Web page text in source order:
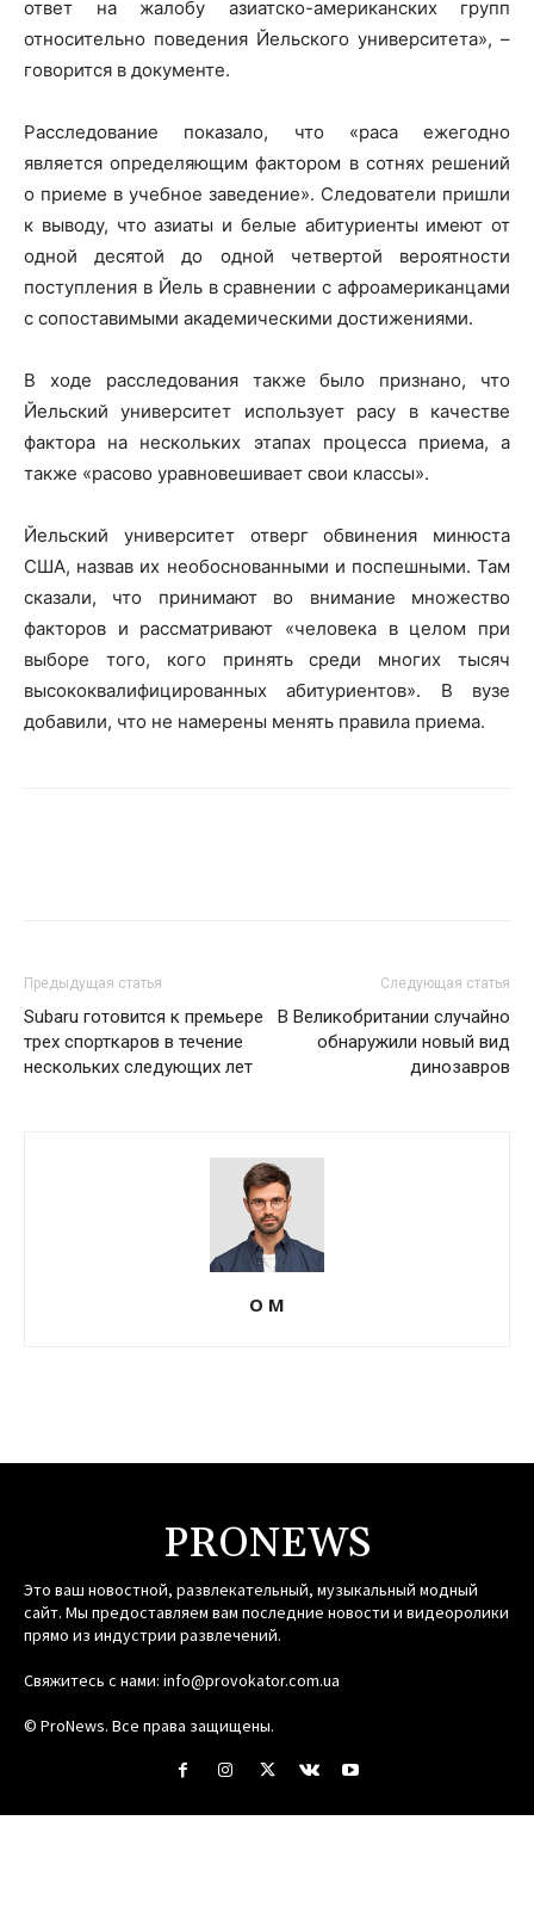
ответ на жалобу азиатско-американских групп
относительно поведения Йельского университета», –
говорится в документе.
Расследование показало, что «раса ежегодно
является определяющим фактором в сотнях решений
о приеме в учебное заведение». Следователи пришли
к выводу, что азиаты и белые абитуриенты имеют от
одной десятой до одной четвертой вероятности
поступления в Йель в сравнении с афроамериканцами
с сопоставимыми академическими достижениями.
В ходе расследования также было признано, что
Йельский университет использует расу в качестве
фактора на нескольких этапах процесса приема, а
также «расово уравновешивает свои классы».
Йельский университет отверг обвинения минюста
США, назвав их необоснованными и поспешными. Там
сказали, что принимают во внимание множество
факторов и рассматривают «человека в целом при
выборе того, кого принять среди многих тысяч
высококвалифицированных абитуриентов». В вузе
добавили, что не намерены менять правила приема.
Предыдущая статья
Subaru готовится к премьере
трех спорткаров в течение
нескольких следующих лет
Следующая статья
В Великобритании случайно
обнаружили новый вид
динозавров
О М
PRONEWS
Это ваш новостной, развлекательный, музыкальный модный
сайт. Мы предоставляем вам последние новости и видеоролики
прямо из индустрии развлечений.
Свяжитесь с нами: info@provokator.com.ua
© ProNews. Все права защищены.